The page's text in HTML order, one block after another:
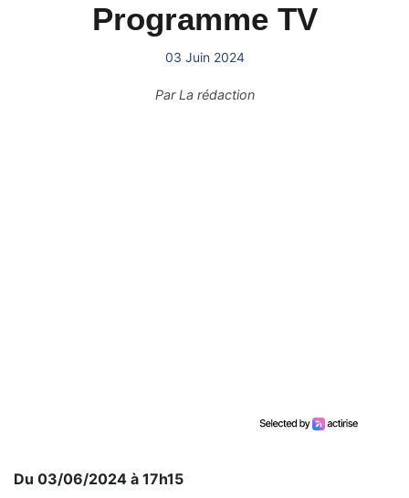
Programme TV
03 Juin 2024
ParLa rédaction
Du 03/06/2024 à 17h15